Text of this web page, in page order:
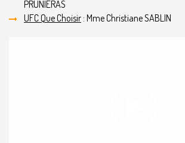
PRUNIERAS
UFC Que Choisir : Mme Christiane SABLIN